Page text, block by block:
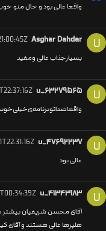
واقعا عالی بود و حال منو
U
Asghar Dahdar
بسیارجذاب عالی ومفید
U u_۶۳۲۷۹۵۶۵
U u_۴۷۶۹۲۲۳۷
عالی بود
U u_۴۱۳۴۳۱۸۳
آقای محسن شریفیان بیشتر
هلپرها عالی هستند و آقای